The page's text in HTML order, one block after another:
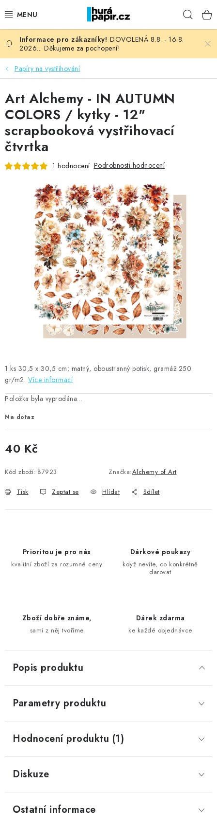
na
NOVINKY
HURÁ DÍLNA
VŠECHNO ZBOŽÍ
KNIHAŘSKÝ MATERIÁL
KURZY NATY LYSAK
OBLÍBENÉ ♥️
FOTORECENZE
MOJE OBJEDNÁVKA
ZNAČKY
Kontakty Moje objednávka
Oblíbené ♥️
Hodnocení obchodu
Obchodní podmínky
Podmínky ochrany osobních údajů
Ověřování recenzí
Jak nakupovat
DOVOLENÁ 8.8. - 16.8.
2026... Děkujeme za pochopení!
Papíry na vystřihování
1 ks 30,5 x 30,5 cm; matný, oboustranný potisk, gramáž 250
gr/m2. Více informací
Položka byla vyprodána…
Na dotaz
40 Kč
Kód zboží: 87923 Značka:Alchemy of Art
Tisk Zeptat se Hlídat Sdílet
Art Alchemy - IN AUTUMN
COLORS / kytky - 12"
scrapbooková vystřihovací
čtvrtka
1 hodnocení Podrobnosti hodnocení
Prioritou je pro nás
kvalitní zboží za rozumné ceny
Dárkové poukazy
když nevíte, co konkrétně
darovat
Zboží dobře známe,
sami z něj tvoříme
Dárek zdarma
ke každé objednávce
Popis produktu
Parametry produktu
Hodnocení produktu (1)
Diskuze
Ostatní informace